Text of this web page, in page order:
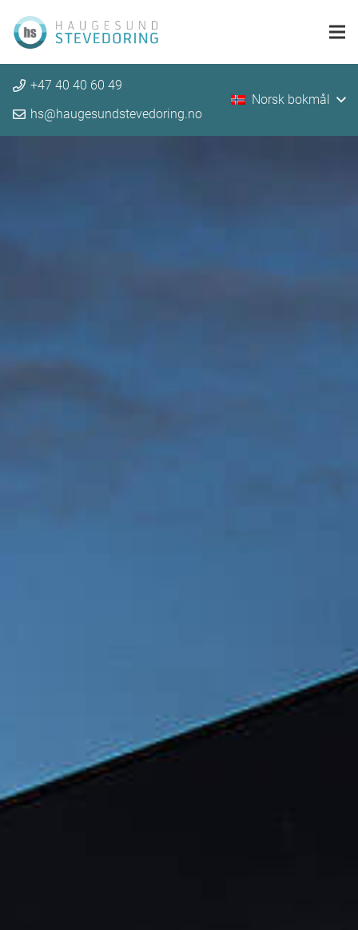
+47 40 40 60 49
hs@haugesundstevedoring.no
Norsk bokmål